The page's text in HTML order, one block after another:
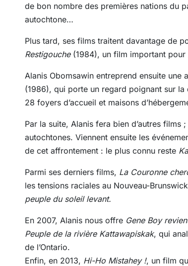
de bon nombre des premières nations du
autochtone…
Plus tard, ses films traitent davantage de
Restigouche(1984), un film important pour
Alanis Obomsawin entreprend ensuite
(1986), qui porte un regard poignant sur la
28 foyers d’accueil et maisons
Par la suite, Alanis fera bien d’autres
autochtones. Viennent ensuite les
de cet affrontement : le plus connu reste
Parmi ses derniers films, La Couronne
les tensions raciales au Nouveau-
peuple du soleil levant.
En 2007, Alanis nous offre Gene Boy
Peuple de la rivière Kattawapiskak, qui
de l’Ontario.
Enfin, en 2013, Hi-Ho Mistahey !, un film